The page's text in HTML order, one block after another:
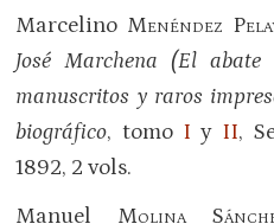
Marcelino Menéndez
José Marchena (El abate
manuscritos y raros
biográfico, tomo I y II,
1892, 2 vols.
Manuel Molina